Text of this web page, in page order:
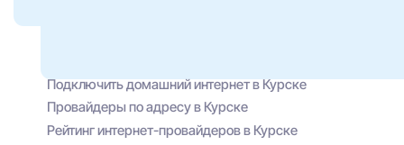
Подключить домашний интернет в Курске
Провайдеры по адресу в Курске
Рейтинг интернет-провайдеров в Курске